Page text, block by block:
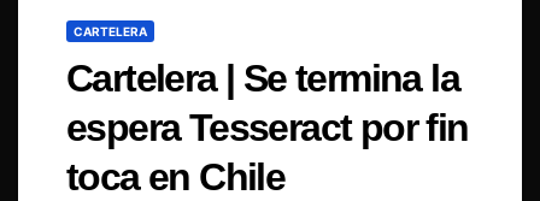
CARTELERA
Cartelera | Se termina la
espera Tesseract por fin
toca en Chile